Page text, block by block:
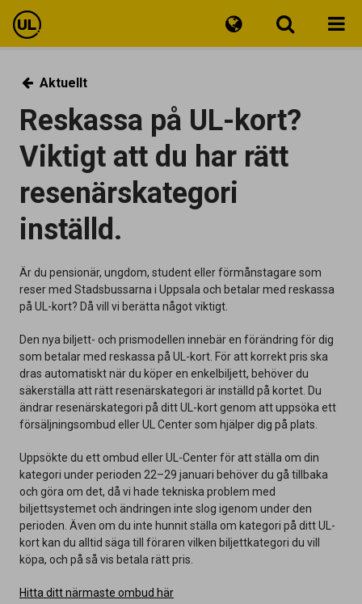
Reseinfo
Biljetter
Kundservice
Aktuellt
Reskassa på UL-kort?
Viktigt att du har rätt
resenärskategori
inställd.
Är du pensionär, ungdom, student eller förmånstagare som
reser med Stadsbussarna i Uppsala och betalar med reskassa
på UL-kort? Då vill vi berätta något viktigt.
Den nya biljett- och prismodellen innebär en förändring för dig
som betalar med reskassa på UL-kort. För att korrekt pris ska
dras automatiskt när du köper en enkelbiljett, behöver du
säkerställa att rätt resenärskategori är inställd på kortet. Du
ändrar resenärskategori på ditt UL-kort genom att uppsöka ett
försäljningsombud eller UL Center som hjälper dig på plats.
Uppsökte du ett ombud eller UL-Center för att ställa om din
kategori under perioden 22–29 januari behöver du gå tillbaka
och göra om det, då vi hade tekniska problem med
biljettsystemet och ändringen inte slog igenom under den
perioden. Även om du inte hunnit ställa om kategori på ditt UL-
kort kan du alltid säga till föraren vilken biljettkategori du vill
köpa, och på så vis betala rätt pris.
Hitta ditt närmaste ombud här